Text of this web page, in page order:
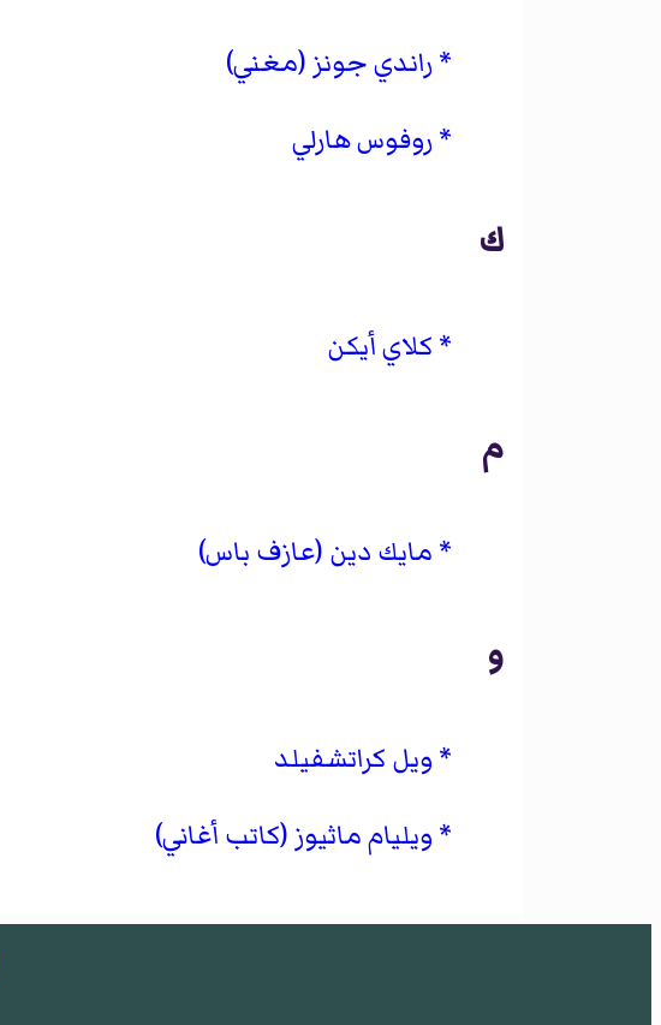
راندي جونز (مغني)
روفوس هارلي
ك
كلاي أيكن
م
مايك دين (عازف باس)
و
ويل كراتشفيلد
ويليام ماثيوز (كاتب أغاني)